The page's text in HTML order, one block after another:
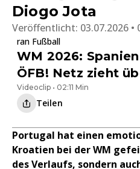
Diogo Jota
Veröffentlicht: 03.07.2026 •
ran Fußball
WM 2026:
ÖFB! Netz zieht
Videoclip • 02:11 Min
Teilen
Portugal hat einen
Kroatien bei der WM
des Verlaufs, sondern